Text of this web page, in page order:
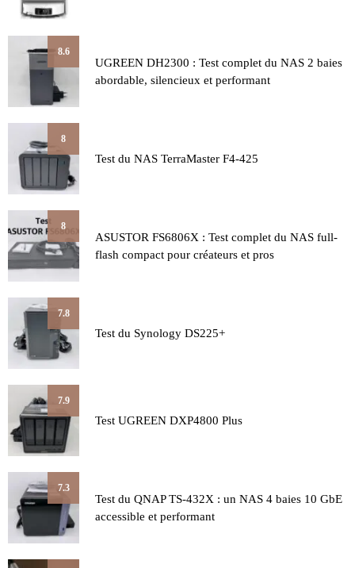
8.6
UGREEN DH2300 : Test complet du NAS 2 baies
abordable, silencieux et performant
8
Test du NAS TerraMaster F4-425
8
ASUSTOR FS6806X : Test complet du NAS full-
flash compact pour créateurs et pros
7.8
Test du Synology DS225+
7.9
Test UGREEN DXP4800 Plus
7.3
Test du QNAP TS-432X : un NAS 4 baies 10 GbE
accessible et performant